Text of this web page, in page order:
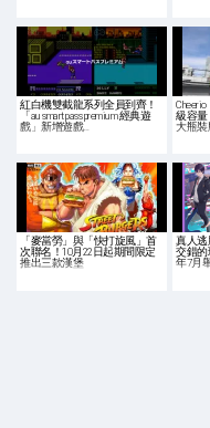
紅白機雙截龍系列全員到齊！
「au smart pass premium 經典遊
戲」新增遊戲…
級容量
大瓶裝
「麥當勞」與「快打旋風」首
次聯名！10月22日起期間限定
推出三款漢堡
真人逃
交錯的
年7月